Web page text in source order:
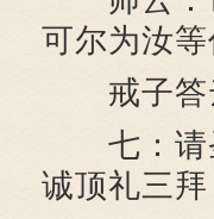
可尔为汝
戒子答
七：请圣
诚顶礼三